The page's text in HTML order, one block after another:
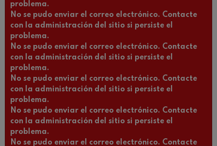
problema.
No se pudo enviar el correo electrónico. Contacte
con la administración del sitio si persiste el
problema.
No se pudo enviar el correo electrónico. Contacte
con la administración del sitio si persiste el
problema.
No se pudo enviar el correo electrónico. Contacte
con la administración del sitio si persiste el
problema.
No se pudo enviar el correo electrónico. Contacte
con la administración del sitio si persiste el
problema.
No se pudo enviar el correo electrónico. Contacte